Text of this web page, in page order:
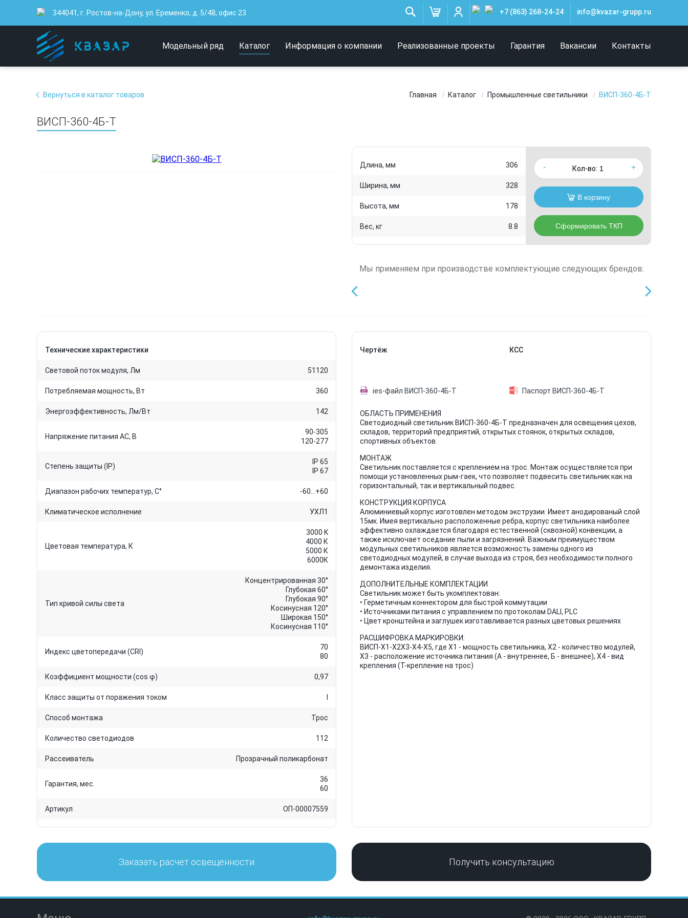
344041, г. Ростов-на-Дону, ул. Еременко, д. 5/48, офис 23 +7 (863) 268-24-24 info@kvazar-grupp.ru
Модельный ряд Каталог
Архитектурное освещение
Информация о компании Реализованные проекты Гарантия Вакансии Контакты
Вернуться в каталог товаров Главная Каталог Промышленные светильники ВИСП-360-4Б-Т
ВИСП-360-4Б-Т
Длина, мм 306
Ширина, мм 328
Высота, мм 178
Вес, кг 8.8
Кол-во:
В корзину
Сформировать ТКП
Мы применяем при производстве комплектующие следующих брендов:
Технические характеристики
Световой поток модуля, Лм 51120
Потребляемая мощность, Вт 360
Энергоэффективность, Лм/Вт 142
Напряжение питания AC, В
90-305
120-277
Степень защиты (IP)
IP 65
IP 67
Диапазон рабочих температур, C° -60...+60
Климатическое исполнение УХЛ1
Цветовая температура, К
3000 K
4000 К
5000 К
6000К
Тип кривой силы света
Концентрированная 30°
Глубокая 60°
Глубокая 90°
Косинусная 120°
Широкая 150°
Косинусная 110°
Индекс цветопередачи (CRI)
70
80
Коэффициент мощности (cos φ) 0,97
Класс защиты от поражения током
Способ монтажа Трос
Количество светодиодов 112
Рассеиватель Прозрачный поликарбонат
Гарантия, мес.
36
60
Артикул ОП-00007559
Чертёж КСС
ies-файл ВИСП-360-4Б-Т Паспорт ВИСП-360-4Б-Т
ОБЛАСТЬ ПРИМЕНЕНИЯ
Светодиодный светильник ВИСП-360-4Б-Т предназначен для освещения цехов,
складов, территорий предприятий, открытых стоянок, открытых складов,
спортивных объектов.
МОНТАЖ
Светильник поставляется с креплением на трос. Монтаж осуществляется при
помощи установленных рым-гаек, что позволяет подвесить светильник как на
горизонтальный, так и вертикальный подвес.
КОНСТРУКЦИЯ КОРПУСА
Алюминиевый корпус изготовлен методом экструзии. Имеет анодированый слой
15мк. Имея вертикально расположенные ребра, корпус светильника наиболее
эффективно охлаждается благодаря естественной (сквозной) конвекции, а
также исключает оседание пыли и загрязнений. Важным преимуществом
модульных светильников является возможность замены одного из
светодиодных модулей, в случае выхода из строя, без необходимости полного
демонтажа изделия.
ДОПОЛНИТЕЛЬНЫЕ КОМПЛЕКТАЦИИ
Светильник может быть укомплектован:
• Герметичным коннектором для быстрой коммутации
• Источниками питания с управлением по протоколам DALI, PLC
• Цвет кронштейна и заглушек изготавливается разных цветовых решениях
РАСШИФРОВКА МАРКИРОВКИ:
ВИСП-X1-X2X3-X4-X5, где X1 - мощность светильника, X2 - количество модулей,
X3 - расположение источника питания (А - внутреннее, Б - внешнее), X4 - вид
крепления (Т-крепление на трос)
Заказать расчет освещенности Получить консультацию